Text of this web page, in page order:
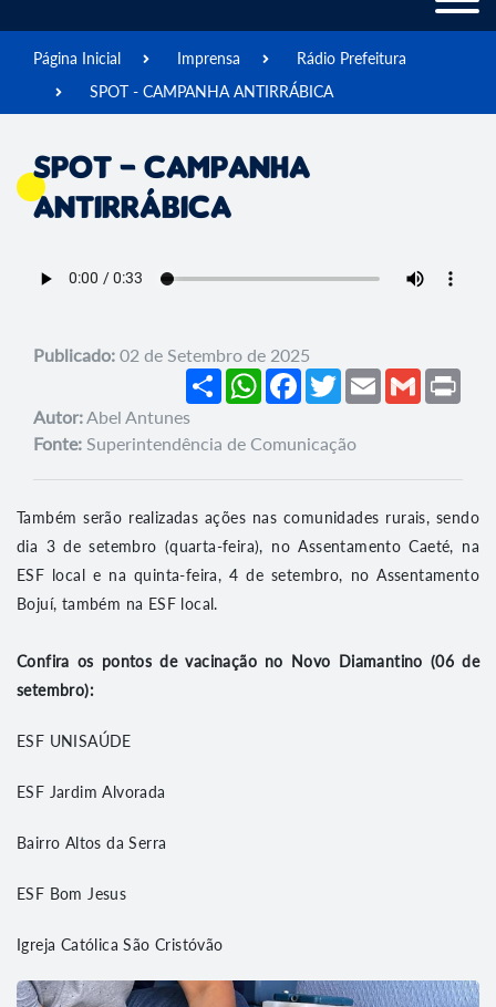
Página Inicial Imprensa
Rádio Prefeitura
SPOT - CAMPANHA ANTIRRÁBICA
SPOT - CAMPANHA
ANTIRRÁBICA
Publicado: 02 de Setembro de 2025
Share WhatsAppFacebook
TwitterEmail Gmail
Autor: Abel Antunes
Fonte: Superintendência de Comunicação
Também serão realizadas ações nas comunidades rurais, sendo
dia 3 de setembro (quarta-feira), no Assentamento Caeté, na
ESF local e na quinta-feira, 4 de setembro, no Assentamento
Bojuí, também na ESF local.
Confira os pontos de vacinação no Novo Diamantino (06 de
setembro):
ESF UNISAÚDE
ESF Jardim Alvorada
Bairro Altos da Serra
ESF Bom Jesus
Igreja Católica São Cristóvão